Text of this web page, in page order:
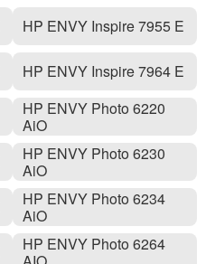
HP ENVY Inspire 7955 E
HP ENVY Inspire 7964 E
HP ENVY Photo 6220
AiO
HP ENVY Photo 6230
AiO
HP ENVY Photo 6234
AiO
HP ENVY Photo 6264